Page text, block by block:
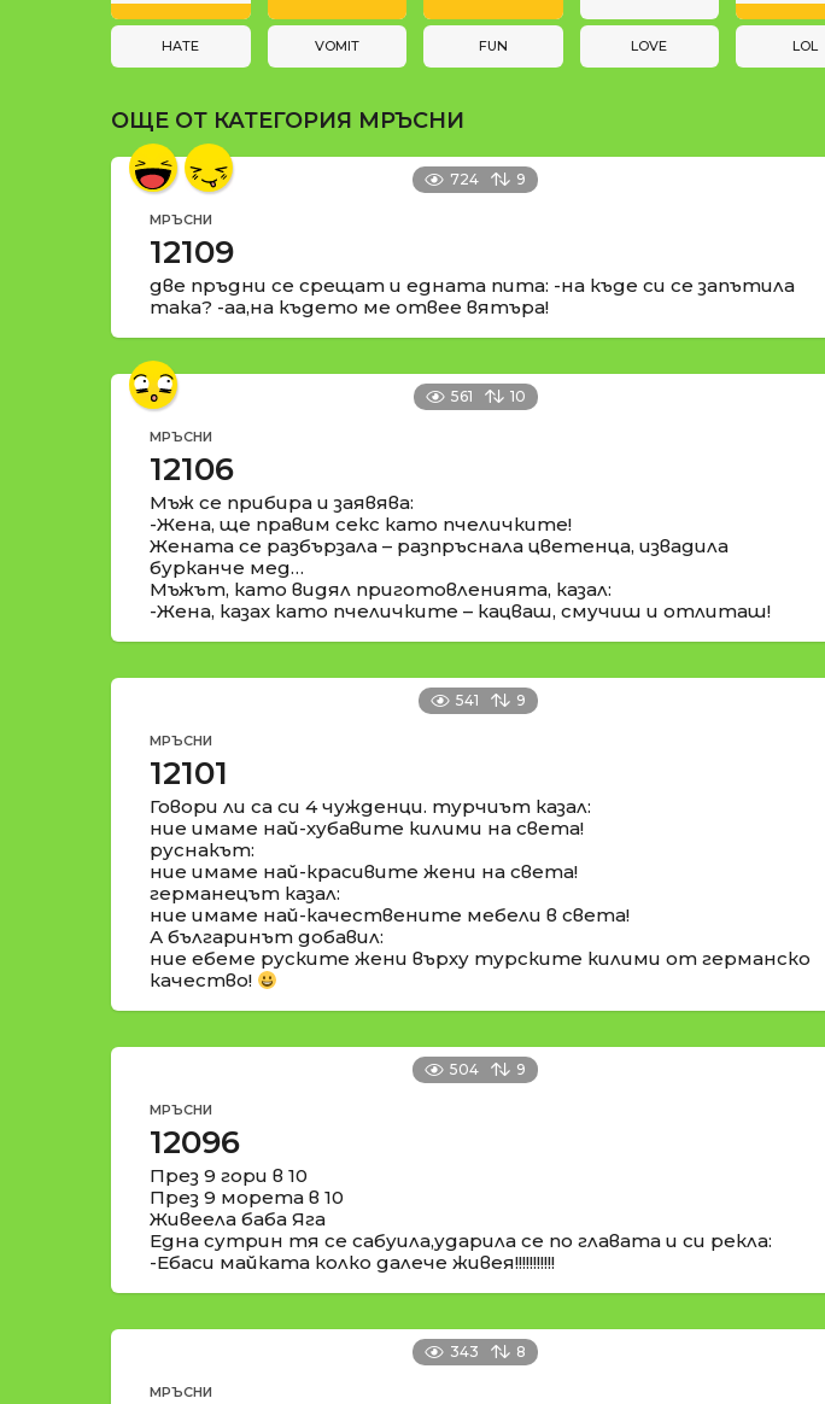
t
i
n
HATE VOMIT FUN LOVE LOL
ОЩЕ ОТ КАТЕГОРИЯ МРЪСНИ
724 9
МРЪСНИ
12109
две пръдни се срещат и едната пита: -на къде си се запътила
така? -аа,на където ме отвее вятъра!
561 10
МРЪСНИ
12106
Мъж се прибира и заявява:
-Жена, ще правим секс като пчеличките!
Жената се разбързала – разпръснала цветенца, извадила
бурканче мед…
Мъжът, като видял приготовленията, казал:
-Жена, казах като пчеличките – кацваш, смучиш и отлиташ!
541 9
МРЪСНИ
12101
Говори ли са си 4 чужденци. турчиът казал:
ние имаме най-хубавите килими на света!
руснакът:
ние имаме най-красивите жени на света!
германецът казал:
ние имаме най-качествените мебели в света!
А българинът добавил:
ние ебеме руските жени върху турските килими от германско
качество!
504 9
МРЪСНИ
12096
През 9 гори в 10
През 9 морета в 10
Живеела баба Яга
Една сутрин тя се сабуила,ударила се по главата и си рекла:
-Ебаси майката колко далече живея!!!!!!!!!!!
343 8
МРЪСНИ